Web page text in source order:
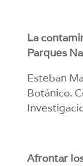
La
Parques
Esteban
Botánico.
Afrontar